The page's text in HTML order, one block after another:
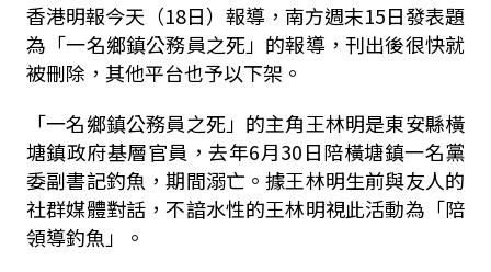
香港明報今天（18日）報導，南方週末15日發表題
為「一名鄉鎮公務員之死」的報導，刊出後很快就
被刪除，其他平台也予以下架。
「一名鄉鎮公務員之死」的主角王林明是東安縣橫
塘鎮政府基層官員，去年6月30日陪橫塘鎮一名黨
委副書記釣魚，期間溺亡。據王林明生前與友人的
社群媒體對話，不諳水性的王林明視此活動為「陪
領導釣魚」。